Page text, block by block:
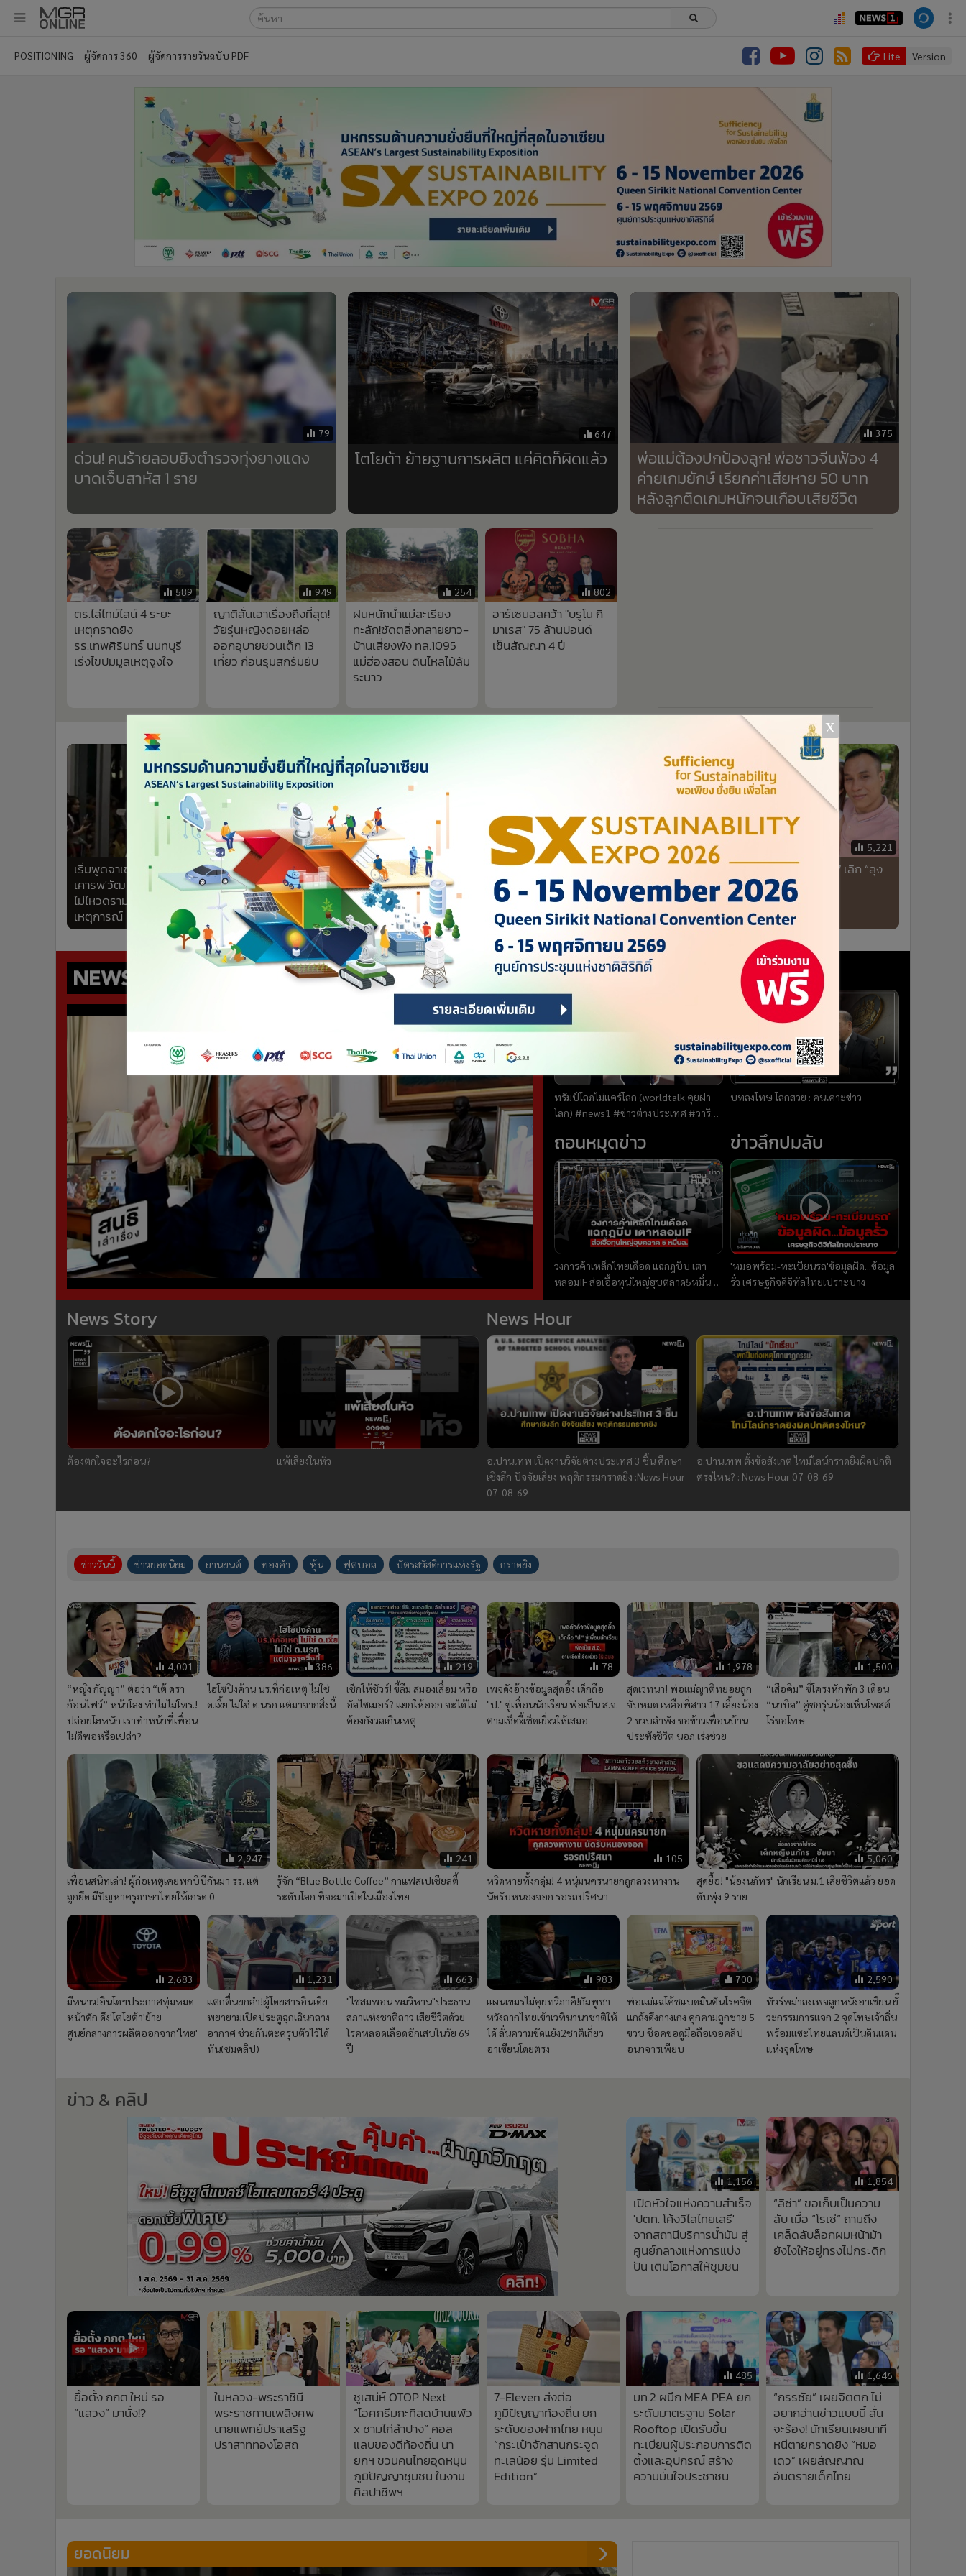
Google
MGR Online
ค้นหาขั้นสูง
หน้าหลัก
Management & HR
ต่างประเทศ
Special Scoop
เศรษฐกิจ-ธุรกิจ
อาชญากรรม
วิทยาศาสตร์
POSITIONING ผู้จัดการ 360 ผู้จัดการรายวันฉบับ PDF Lite Version
79
ด่วน! คนร้ายลอบยิงตำรวจทุ่งยางแดง
บาดเจ็บสาหัส 1 ราย
647
โตโยต้า ย้ายฐานการผลิต แค่คิดก็ผิดแล้ว
375
พ่อแม่ต้องปกป้องลูก! พ่อชาวจีนฟ้อง 4
ค่ายเกมยักษ์ เรียกค่าเสียหาย 50 บาท
หลังลูกติดเกมหนักจนเกือบเสียชีวิต
589
ตร.ไล่ไทม์ไลน์ 4 ระยะ
เหตุกราดยิง
รร.เทพศิรินทร์ นนทบุรี
เร่งไขปมมูลเหตุจูงใจ
949
ญาติลั่นเอาเรื่องถึงที่สุด!
วัยรุ่นหญิงดอยหล่อ
ออกอุบายชวนเด็ก 13
เที่ยว ก่อนรุมสกรัมยับ
254
ฝนหนักน้ำแม่สะเรียง
ทะลัก!ซัดตลิ่งทลายยาว-
บ้านเสี่ยงพัง ทล.1095
แม่ฮ่องสอน ดินไหลไม้ล้ม
ระนาว
802
อาร์เซนอลคว้า "บรูโน กิ
มาเรส" 75 ล้านปอนด์
เซ็นสัญญา 4 ปี
4,540
เริ่มพูดจาเข้าหู!ปักกิ่งร้องขอพลเรือนจีน
เคารพ'วัฒนธรรมไทย-คนไทย' อยู่เฉย
ไม่ไหวดราม่ากระทบกระทั่งหลาย
เหตุการณ์
6,586
สาวมือสั่น! จากอันดับ 132 ทะยานขึ้นที่ 1
หลังรื้อผลสอบท้องถิ่น พบแก้คะแนน
เกือบ 6 พันคน
684
“ใหม่ ดาวิกา” ลั่นที่เห็น “คุณยายวรนาฎ”
เวอร์ชั่นแซบแค่ 1% ของเรื่อง อย่าเพิ่ง
เดาสุ่ม เพราะผิดหมด!
5,221
“แม่เกตุ” ร่ำไห้ อกหักในวัย 47 เลิก “ลุง
วิทย์” แล้ว
World Talk
ทรัมป์โลภไม่แคร์โลก (worldtalk คุยผ่า
โลก) #news1 #ข่าวต่างประเทศ #วาริ
คนเคาะข่าว
บทลงโทษ โลกสวย : คนเคาะข่าว
ถอนหมุดข่าว
วงการค้าเหล็กไทยเดือด แฉกฎบีบ เตา
หลอมIF ส่อเอื้อทุนใหญ่ฮุบตลาด5หมื่นล. :
ถอนหมุดข่าว 07/08/69
ข่าวลึกปมลับ
'หมอพร้อม-ทะเบียนรถ'ข้อมูลผิด...ข้อมูล
รั่ว เศรษฐกิจดิจิทัลไทยเปราะบาง
News Story
ต้องตกใจอะไรก่อน? แพ้เสียงในหัว
News Hour
อ.ปานเทพ เปิดงานวิจัยต่างประเทศ 3 ชิ้น ศึกษา
เชิงลึก ปัจจัยเสี่ยง พฤติกรรมกราดยิง :News Hour
07-08-69
อ.ปานเทพ ตั้งข้อสังเกต ไทม์ไลน์กราดยิงผิดปกติ
ตรงไหน? : News Hour 07-08-69
ข่าววันนี้ ข่าวยอดนิยม ยานยนต์ ทองคำ หุ้น ฟุตบอล บัตรสวัสดิการแห่งรัฐ กราดยิง
4,001
“หญิง กัญญา” ต่อว่า “เต้ ดรา
ก้อนไฟว์” หน้าโลง ทำไมไม่โทร.!
ปล่อยโฮหนัก เราทำหน้าที่เพื่อน
ไม่ดีพอหรือเปล่า?
386
ไฮโซปิงค้าน นร.ที่ก่อเหตุ ไม่ใช่
ด.เxี้ย ไม่ใช่ ด.นรก แต่มาจากสิ่งนี้
219
เช็กให้ชัวร์! ขี้ลืม สมองเสื่อม หรือ
อัลไซเมอร์? แยกให้ออก จะได้ไม่
ต้องกังวลเกินเหตุ
78
เพจดังอ้างข้อมูลสุดอึ้ง เด็กถือ
"ป." ขู่เพื่อนนักเรียน พ่อเป็น ส.จ.
ตามเช็ดxี้เช็ดเยี่xวให้เสมอ
1,978
สุดเวทนา! พ่อแม่ญาติทยอยถูก
จับหมด เหลือพี่สาว 17 เลี้ยงน้อง
2 ขวบลำพัง ขอข้าวเพื่อนบ้าน
ประทังชีวิต นอภ.เร่งช่วย
1,500
“เสือคิม” ซี่โครงหักพัก 3 เดือน
“นาบิล” คู่ชกรุ่นน้องเห็นโพสต์
โร่ขอโทษ
2,947
เพื่อนสนิทเล่า! ผู้ก่อเหตุเคยพกบีบีกันมา รร. แต่
ถูกยึด มีปัญหาครูภาษาไทยให้เกรด 0
241
รู้จัก “Blue Bottle Coffee” กาแฟสเปเชียลตี้
ระดับโลก ที่จะมาเปิดในเมืองไทย
105
หวิดหายทั้งกลุ่ม! 4 หนุ่มนครนายกถูกลวงหางาน
นัดรับหนองจอก รอรถปริศนา
5,060
สุดยื้อ! "น้องนภัทร" นักเรียน ม.1 เสียชีวิตแล้ว ยอด
ดับพุ่ง 9 ราย
2,683
มีหนาว!อินโดฯประกาศทุ่มหมด
หน้าตัก ดึง'โตโยต้า'ย้าย
ศูนย์กลางการผลิตออกจาก'ไทย'
1,231
แตกตื่นยกลำ!ผู้โดยสารอินเดีย
พยายามเปิดประตูฉุกเฉินกลาง
อากาศ ช่วยกันตะครุบตัวไว้ได้
ทัน(ชมคลิป)
663
"ไซสมพอน พมวิหาน"ประธาน
สภาแห่งชาติลาว เสียชีวิตด้วย
โรคหลอดเลือดอักเสบในวัย 69
ปี
983
แผนเขมรไม่คุยทวิภาคี!กัมพูชา
หวังลากไทยเข้าเวทีนานาชาติให้
ได้ ลั่นความขัดแย้ง2ชาติเกี่ยว
อาเซียนโดยตรง
700
พ่อแม่แฉโค้ชแบดมินตันโรคจิต
แกล้งดึงกางเกง คุกคามลูกชาย 5
ขวบ ช็อคขอดูมือถือเจอคลิป
อนาจารเพียบ
2,590
ทัวร์พม่าลงเพจลูกหนังอาเซียน ยั๊
วะกรรมการแจก 2 จุดโทษเจ้าถิ่น
พร้อมแซะไทยแลนด์เป็นดินแดน
แห่งจุดโทษ
ข่าว & คลิป
1,156
เปิดหัวใจแห่งความสำเร็จ
'ปตท. โค้งวิไลไทยเสรี'
จากสถานีบริการน้ำมัน สู่
ศูนย์กลางแห่งการแบ่ง
ปัน เติมโอกาสให้ชุมชน
1,854
“ลิซ่า” ขอเก็บเป็นความ
ลับ เมื่อ “โรเซ่” ถามถึง
เคล็ดลับล็อกผมหน้าม้า
ยังไงให้อยู่ทรงไม่กระดิก
ยื้อตั้ง กกต.ใหม่ รอ
“แสวง” มานั่ง!?
ในหลวง-พระราชินี
พระราชทานเพลิงศพ
นายแพทย์ปราเสริฐ
ปราสาททองโอสถ
ชูเสน่ห์ OTOP Next
“ไอศกรีมกะทิสดบ้านแพ้ว
x ชามไก่ลำปาง” คอล
แลบของดีท้องถิ่น นา
ยกฯ ชวนคนไทยอุดหนุน
ภูมิปัญญาชุมชน ในงาน
ศิลปาชีพฯ
7-Eleven ส่งต่อ
ภูมิปัญญาท้องถิ่น ยก
ระดับของฝากไทย หนุน
“กระเป๋าจักสานกระจูด
ทะเลน้อย รุ่น Limited
Edition”
485
มท.2 ผนึก MEA PEA ยก
ระดับมาตรฐาน Solar
Rooftop เปิดรับขึ้น
ทะเบียนผู้ประกอบการติด
ตั้งและอุปกรณ์ สร้าง
ความมั่นใจประชาชน
1,646
“กรรชัย” เผยจิตตก ไม่
อยากอ่านข่าวแบบนี้ ลั่น
จะร้อง! นักเรียนเผยนาที
หนีตายกราดยิง “หมอ
เดว” เผยสัญญาณ
อันตรายเด็กไทย
ยอดนิยม
x